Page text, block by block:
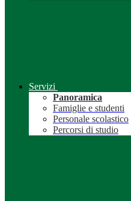
Servizi
Panoramica
Famiglie e studenti
Personale scolastico
Percorsi di studio